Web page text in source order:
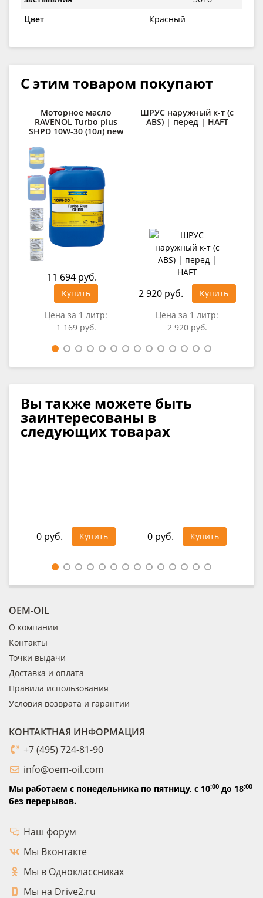
Цвет
Красный
С этим товаром покупают
Моторное масло
RAVENOL Turbo plus
SHPD 10W-30 (10л) new
11 694 руб.
Купить
Цена за 1 литр:
1 169 руб.
ШРУС наружный к-т (c
ABS) | перед | HAFT
2 920 руб.
Купить
Цена за 1 литр:
2 920 руб.
Вы также можете быть
заинтересованы в
следующих товарах
0 руб. Купить 0 руб. Купить
OEM-OIL
О компании
Контакты
Точки выдачи
Доставка и оплата
Правила использования
Условия возврата и гарантии
КОНТАКТНАЯ ИНФОРМАЦИЯ
+7 (495) 724-81-90
info@oem-oil.com
Мы работаем с понедельника по пятницу, с 10:00 до 18:00
без перерывов.
Наш форум
Мы Вконтакте
Мы в Одноклассниках
Мы на Drive2.ru